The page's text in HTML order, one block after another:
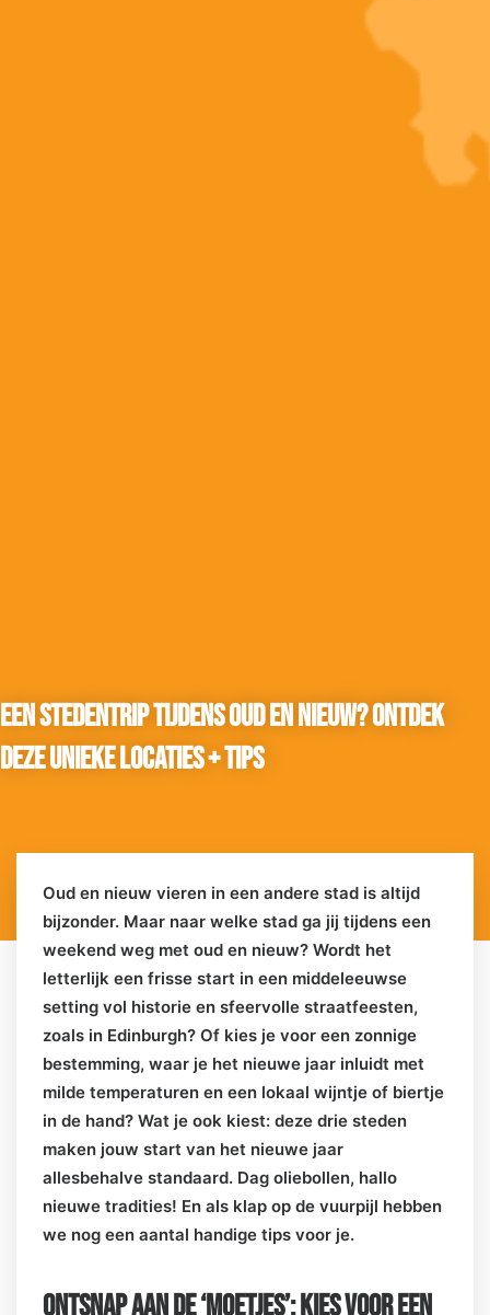
Een stedentrip tijdens oud en nieuw? Ontdek
deze unieke locaties + tips
Oud en nieuw vieren in een andere stad is altijd
bijzonder. Maar naar welke stad ga jij tijdens een
weekend weg met oud en nieuw? Wordt het
letterlijk een frisse start in een middeleeuwse
setting vol historie en sfeervolle straatfeesten,
zoals in Edinburgh? Of kies je voor een zonnige
bestemming, waar je het nieuwe jaar inluidt met
milde temperaturen en een lokaal wijntje of biertje
in de hand? Wat je ook kiest: deze drie steden
maken jouw start van het nieuwe jaar
allesbehalve standaard. Dag oliebollen, hallo
nieuwe tradities! En als klap op de vuurpijl hebben
we nog een aantal handige tips voor je.
ONTSNAP AAN DE ‘MOETJES’: KIES VOOR EEN